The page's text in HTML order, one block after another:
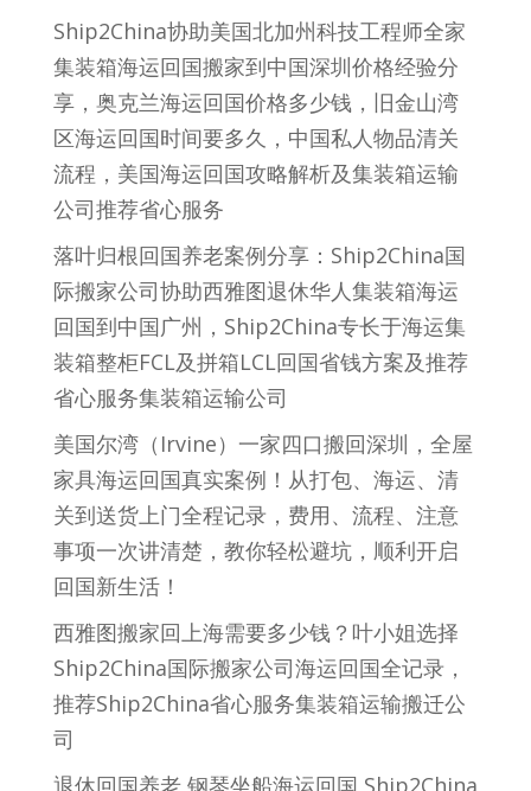
Ship2China协助美国北加州科技工程师全家
集装箱海运回国搬家到中国深圳价格经验分
享，奥克兰海运回国价格多少钱，旧金山湾
区海运回国时间要多久，中国私人物品清关
流程，美国海运回国攻略解析及集装箱运输
公司推荐省心服务
落叶归根回国养老案例分享：Ship2China国
际搬家公司协助西雅图退休华人集装箱海运
回国到中国广州，Ship2China专长于海运集
装箱整柜FCL及拼箱LCL回国省钱方案及推荐
省心服务集装箱运输公司
美国尔湾（Irvine）一家四口搬回深圳，全屋
家具海运回国真实案例！从打包、海运、清
关到送货上门全程记录，费用、流程、注意
事项一次讲清楚，教你轻松避坑，顺利开启
回国新生活！
西雅图搬家回上海需要多少钱？叶小姐选择
Ship2China国际搬家公司海运回国全记录，
推荐Ship2China省心服务集装箱运输搬迁公
司
退休回国养老,钢琴坐船海运回国,Ship2China